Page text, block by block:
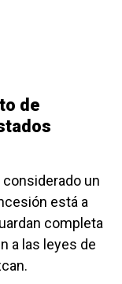
de
un
está a
completa
a las leyes de